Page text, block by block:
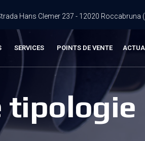
Hans Clemer 237 - 12020 Roccabruna
SERVICES POINTS DE VENTE
tipologie